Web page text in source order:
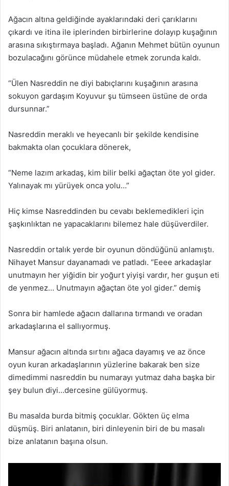
Ağacın altına geldiğinde ayaklarındaki deri çarıklarını
çıkardı ve itina ile iplerinden birbirlerine dolayıp kuşağının
arasına sıkıştırmaya başladı. Ağanın Mehmet bütün oyunun
bozulacağını görünce müdahele etmek zorunda kaldı.
“Ülen Nasreddin ne diyi babıçlarını kuşağının arasına
sokuyon gardaşım Koyuvur şu tümseen üstüne de orda
dursunnar.”
Nasreddin meraklı ve heyecanlı bir şekilde kendisine
bakmakta olan çocuklara dönerek,
“Neme lazım arkadaş, kim bilir belki ağaçtan öte yol gider.
Yalınayak mı yürüyek onca yolu…”
Hiç kimse Nasreddinden bu cevabı beklemedikleri için
şaşkınlıktan ne yapacaklarını bilemez hale düşüverdiler.
Nasreddin ortalık yerde bir oyunun döndüğünü anlamıştı.
Nihayet Mansur dayanamadı ve patladı. “Eeee arkadaşlar
unutmayın her yiğidin bir yoğurt yiyişi vardır, her guşun eti
de yenmez… Unutmayın ağaçtan öte yol gider.” demiş
Sonra bir hamlede ağacın dallarına tırmandı ve oradan
arkadaşlarına el sallıyormuş.
Mansur ağacın altında sırtını ağaca dayamış ve az önce
oyun kuran arkadaşlarının yüzlerine bakarak ben size
dimedimmi nasreddin bu numarayı yutmaz daha başka bir
şey bulun diyi…dercesine gülüyormuş.
Bu masalda burda bitmiş çocuklar. Gökten üç elma
düşmüş. Biri anlatanın, biri dinleyenin biri de bu masalı
bize anlatanın başına olsun.